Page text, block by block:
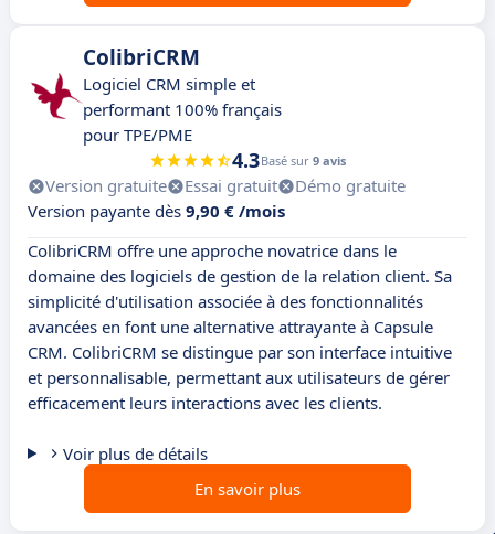
ColibriCRM
Logiciel CRM simple et
performant 100% français
pour TPE/PME
4.3Basé sur 9 avis
Version gratuite Essai gratuit
Démo gratuite
Version payante dès 9,90 € /mois
ColibriCRM offre une approche novatrice dans le
domaine des logiciels de gestion de la relation client. Sa
simplicité d'utilisation associée à des fonctionnalités
avancées en font une alternative attrayante à Capsule
CRM. ColibriCRM se distingue par son interface intuitive
et personnalisable, permettant aux utilisateurs de gérer
efficacement leurs interactions avec les clients.
Voir plus de détails
En savoir plus